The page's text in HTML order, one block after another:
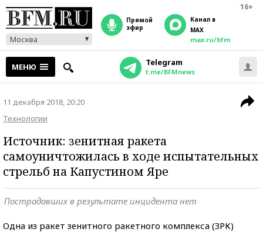
16+
Москва
прямой
эфир
Канал в
MAX
max.ru/bfm
МЕНЮ Telegram
t.me/BFMnews
11 декабря 2018, 20:20
Технологии
Источник: зенитная ракета
самоуничтожилась в ходе испытательных
стрельб на Капустином Яре
Пострадавших в результате инцидента нет
Одна из ракет зенитного ракетного комплекса (ЗРК)